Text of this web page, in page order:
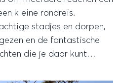
kleine rondreis.
stadjes en dorpen,
en de fantastische
die je daar kunt